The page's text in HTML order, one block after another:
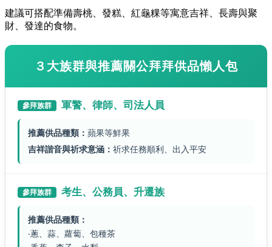
建議可搭配準備壽桃、發糕、紅龜粿等寓意吉祥、長壽與聚
財、發達的食物。
３大族群與推薦關公拜拜供品懶人包
參拜族群 軍警、律師、司法人員
推薦供品種類： 蘋果等鮮果
吉祥諧音與祈求意涵： 祈求任務順利、出入平安
參拜族群 考生、公務員、升遷族
推薦供品種類：
‧蔥、蒜、蘿蔔、包種茶